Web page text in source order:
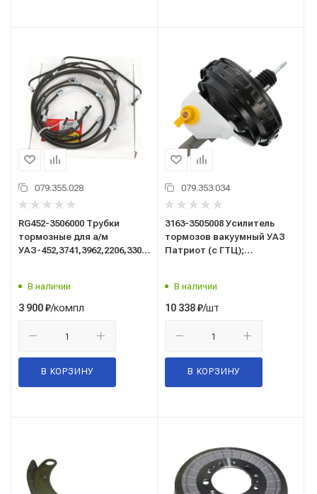
079.355.028
RG452-3506000 Трубки
тормозные для а/м
УАЗ-452,3741,3962,2206,3303
Riginal
В наличии
3 900₽/компл
В КОРЗИНУ
079.353.034
3163-3505008 Усилитель
тормозов вакуумный УАЗ
Патриот (с ГТЦ);
В наличии
10 338₽/шт
В КОРЗИНУ